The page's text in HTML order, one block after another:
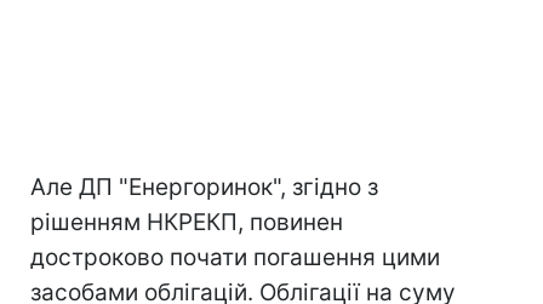
Але ДП "Енергоринок", згідно з
рішенням НКРЕКП, повинен
достроково почати погашення цими
засобами облігацій. Облігації на суму